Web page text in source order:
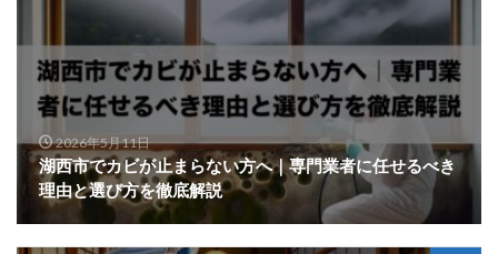
2026年5月11日
湖西市でカビが止まらない方へ｜専門業者に任せるべき
理由と選び方を徹底解説